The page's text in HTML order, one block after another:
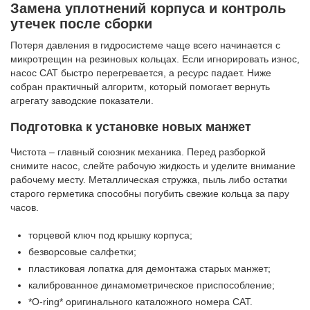
Замена уплотнений корпуса и контроль
утечек после сборки
Потеря давления в гидросистеме чаще всего начинается с
микротрещин на резиновых кольцах. Если игнорировать износ,
насос CAT быстро перегревается, а ресурс падает. Ниже
собран практичный алгоритм, который помогает вернуть
агрегату заводские показатели.
Подготовка к установке новых манжет
Чистота – главный союзник механика. Перед разборкой
снимите насос, слейте рабочую жидкость и уделите внимание
рабочему месту. Металлическая стружка, пыль либо остатки
старого герметика способны погубить свежие кольца за пару
часов.
торцевой ключ под крышку корпуса;
безворсовые салфетки;
пластиковая лопатка для демонтажа старых манжет;
калиброванное динамометрическое приспособление;
*O-ring* оригинального каталожного номера CAT.